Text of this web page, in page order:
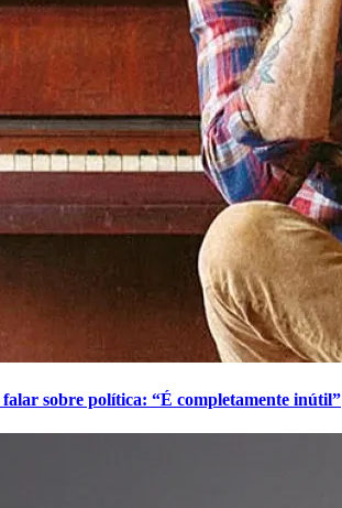
sobre política: “É completamente inútil”